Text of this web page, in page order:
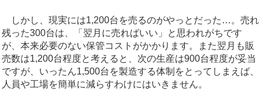
しかし、現実には1,200台を売るのがやっとだった…。売れ
残った300台は、「翌月に売ればいい」と思われがちです
が、本来必要のない保管コストがかかります。また翌月も販
売数は1,200台程度と考えると、次の生産は900台程度が妥当
ですが、いったん1,500台を製造する体制をとってしまえば、
人員や工場を簡単に減らすわけにはいきません。